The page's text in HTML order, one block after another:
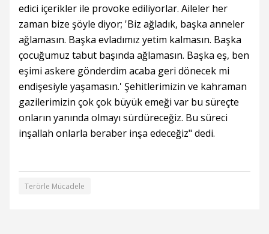
edici içerikler ile provoke ediliyorlar. Aileler her
zaman bize şöyle diyor; 'Biz ağladık, başka anneler
ağlamasın. Başka evladımız yetim kalmasın. Başka
çocuğumuz tabut başında ağlamasın. Başka eş, ben
eşimi askere gönderdim acaba geri dönecek mi
endişesiyle yaşamasın.' Şehitlerimizin ve kahraman
gazilerimizin çok çok büyük emeği var bu süreçte
onların yanında olmayı sürdüreceğiz. Bu süreci
inşallah onlarla beraber inşa edeceğiz" dedi.
Terörle Mücadele